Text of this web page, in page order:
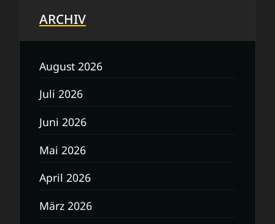
ARCHIV
August 2026
Juli 2026
Juni 2026
Mai 2026
April 2026
März 2026